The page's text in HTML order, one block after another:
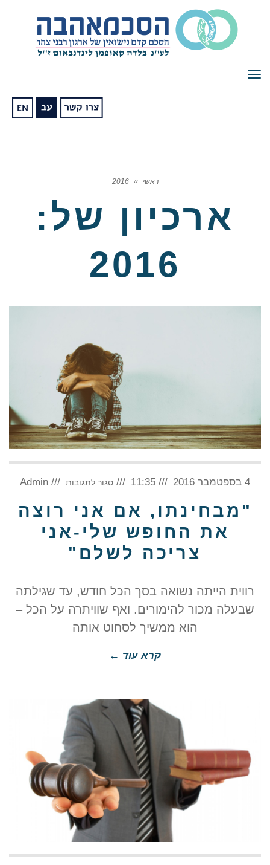
תפריט
ראשי »
2016
ארכיון של:
2016
4 בספטמבר 2016 11:35 סגור לתגובות "מבחינתו,
אם
את
החופש
צריכה
לשלם"
Admin
"מבחינתו, אם אני רוצה
את החופש שלי-אני
צריכה לשלם"
רווית הייתה נשואה בסך הכל חודש, עד שגילתה
שבעלה מכור להימורים. ואף שוויתרה על הכל –
הוא ממשיך לסחוט אותה
קרא עוד ←